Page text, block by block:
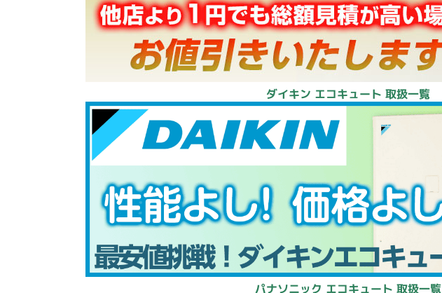
ダイキン エコキュート 取扱一覧
パナソニック エコキュート 取扱一覧